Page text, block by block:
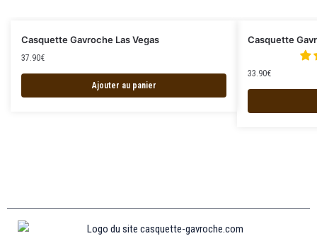
Casquette Gavroche Las Vegas
37.90€
Ajouter au panier
Casquette
33.90€